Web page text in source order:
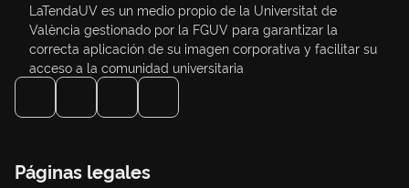
LaTendaUV es un medio propio de la Universitat de
València gestionado por la FGUV para garantizar la
correcta aplicación de su imagen corporativa y facilitar su
acceso a la comunidad universitaria
Páginas legales